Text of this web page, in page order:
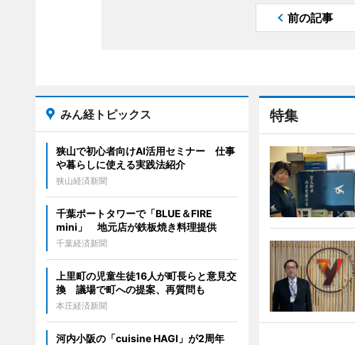
前の記事
特集
みん経トピックス
狭山で初心者向けAI活用セミナー 仕事
や暮らしに使える実践法紹介
狭山経済新聞
千葉ポートタワーで「BLUE＆FIRE
mini」 地元店が鉄板焼き料理提供
千葉経済新聞
上里町の児童生徒16人が町長らと意見交
換 議場で町への提案、再質問も
本庄経済新聞
河内小阪の「cuisine HAGI」が2周年